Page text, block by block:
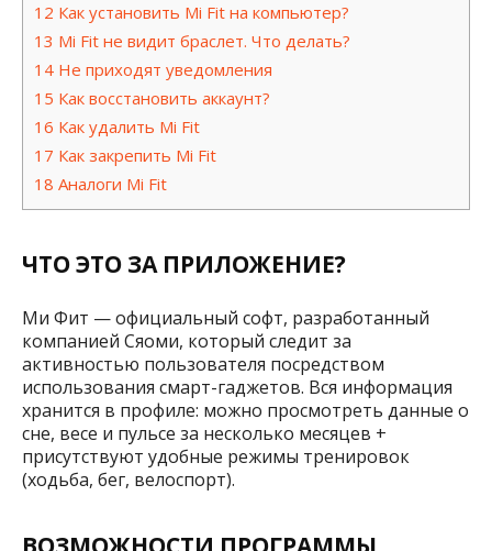
12 Как установить Mi Fit на компьютер?
13 Mi Fit не видит браслет. Что делать?
14 Не приходят уведомления
15 Как восстановить аккаунт?
16 Как удалить Mi Fit
17 Как закрепить Mi Fit
18 Аналоги Mi Fit
ЧТО ЭТО ЗА ПРИЛОЖЕНИЕ?
Ми Фит — официальный софт, разработанный
компанией Сяоми, который следит за
активностью пользователя посредством
использования смарт-гаджетов. Вся информация
хранится в профиле: можно просмотреть данные о
сне, весе и пульсе за несколько месяцев +
присутствуют удобные режимы тренировок
(ходьба, бег, велоспорт).